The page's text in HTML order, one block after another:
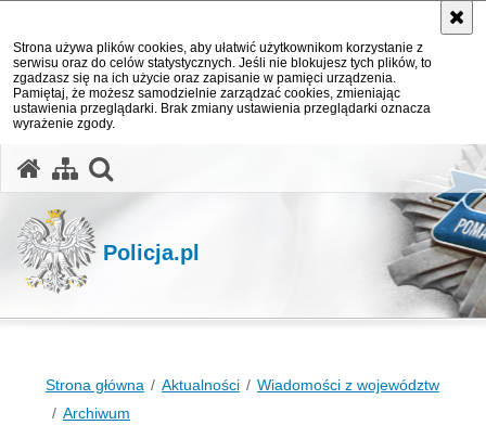
Strona używa plików cookies, aby ułatwić użytkownikom korzystanie z
serwisu oraz do celów statystycznych. Jeśli nie blokujesz tych plików, to
zgadzasz się na ich użycie oraz zapisanie w pamięci urządzenia.
Pamiętaj, że możesz samodzielnie zarządzać cookies, zmieniając
ustawienia przeglądarki. Brak zmiany ustawienia przeglądarki oznacza
wyrażenie zgody.
Policja.pl
Strona główna Aktualności
Wiadomości z województw
Archiwum